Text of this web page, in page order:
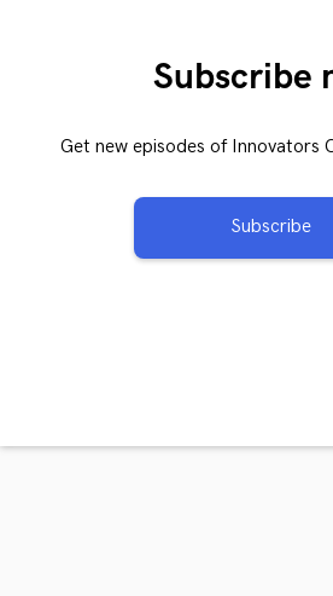
Subscribe
Get new episodes of Innovators
Subscribe